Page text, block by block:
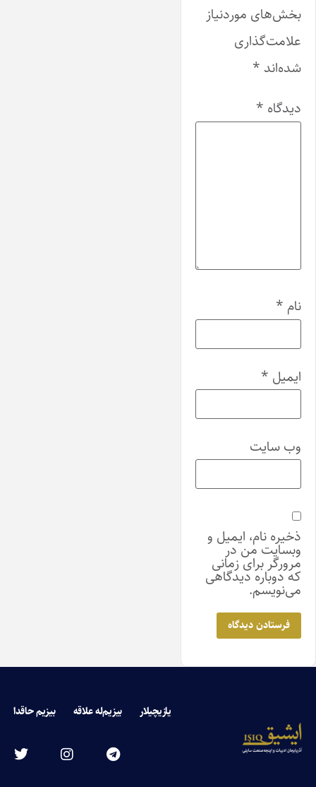
بخش‌های موردنیاز
علامت‌گذاری
شده‌اند *
دیدگاه *
نام *
ایمیل *
وب‌ سایت
ذخیره نام، ایمیل و
وبسایت من در
مرورگر برای زمانی
که دوباره دیدگاهی
می‌نویسم.
یازیچیلار بیزیم‌له علاقه بیزیم حاقدا